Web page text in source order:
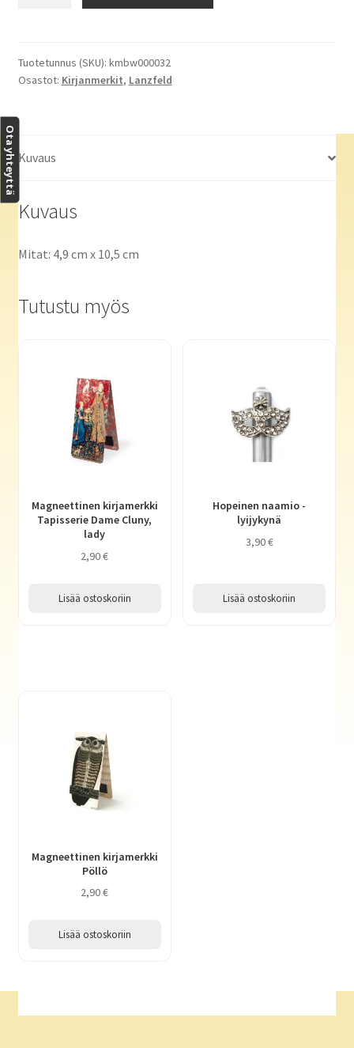
linnusta
määrä
Tuotetunnus (SKU): kmbw000032
Osastot: Kirjanmerkit, Lanzfeld
Kuvaus
Kuvaus
Mitat: 4,9 cm x 10,5 cm
Tutustu myös
Magneettinen kirjamerkki
Tapisserie Dame Cluny,
lady
2,90€
Lisää ostoskoriin
Hopeinen naamio -
lyijykynä
3,90€
Lisää ostoskoriin
Magneettinen kirjamerkki
Pöllö
2,90€
Lisää ostoskoriin
Ota yhteyttä